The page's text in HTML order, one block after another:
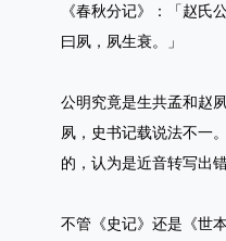
《春秋分记》：「赵氏
曰夙，夙生衰。」
公明究竟是生共孟和赵
夙，史书记载说法不一
的，认为是近音转写出错
不管《史记》还是《世